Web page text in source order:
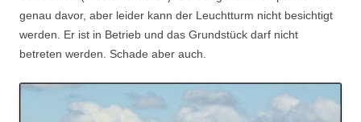
genau davor, aber leider kann der Leuchtturm nicht besichtigt
werden. Er ist in Betrieb und das Grundstück darf nicht
betreten werden. Schade aber auch.